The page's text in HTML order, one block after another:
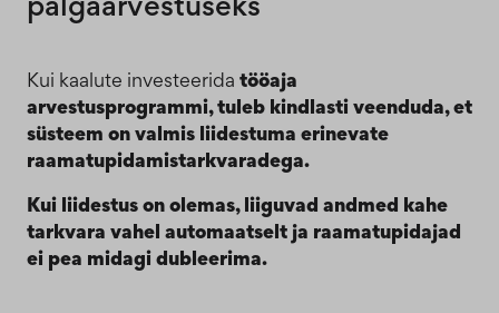
Kui kaalute investeerida tööaja
arvestusprogrammi, tuleb kindlasti veenduda, et
süsteem on valmis liidestuma erinevate
raamatupidamistarkvaradega.
Kui liidestus on olemas, liiguvad andmed kahe
tarkvara vahel automaatselt ja raamatupidajad
ei pea midagi dubleerima.